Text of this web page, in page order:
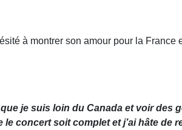
à montrer son amour pour la
je suis loin du Canada et voir des
concert soit complet et j’ai hâte de